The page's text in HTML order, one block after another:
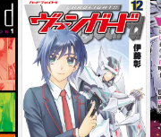
伝説 北斗の拳 トキ